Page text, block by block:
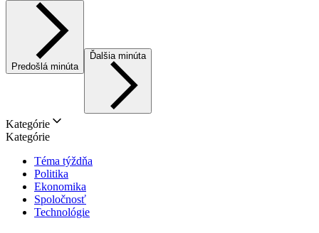
Predošlá minúta
Ďalšia minúta
Kategórie
Kategórie
Téma týždňa
Politika
Ekonomika
Spoločnosť
Technológie